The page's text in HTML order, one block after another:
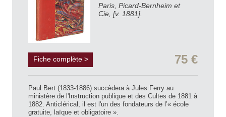
Paris, Picard-Bernheim et
Cie, [v. 1881].
Fiche complète > 75 €
Paul Bert (1833-1886) succèdera à Jules Ferry au
ministère de l'Instruction publique et des Cultes de 1881 à
1882. Anticlérical, il est l'un des fondateurs de l’« école
gratuite, laïque et obligatoire ».